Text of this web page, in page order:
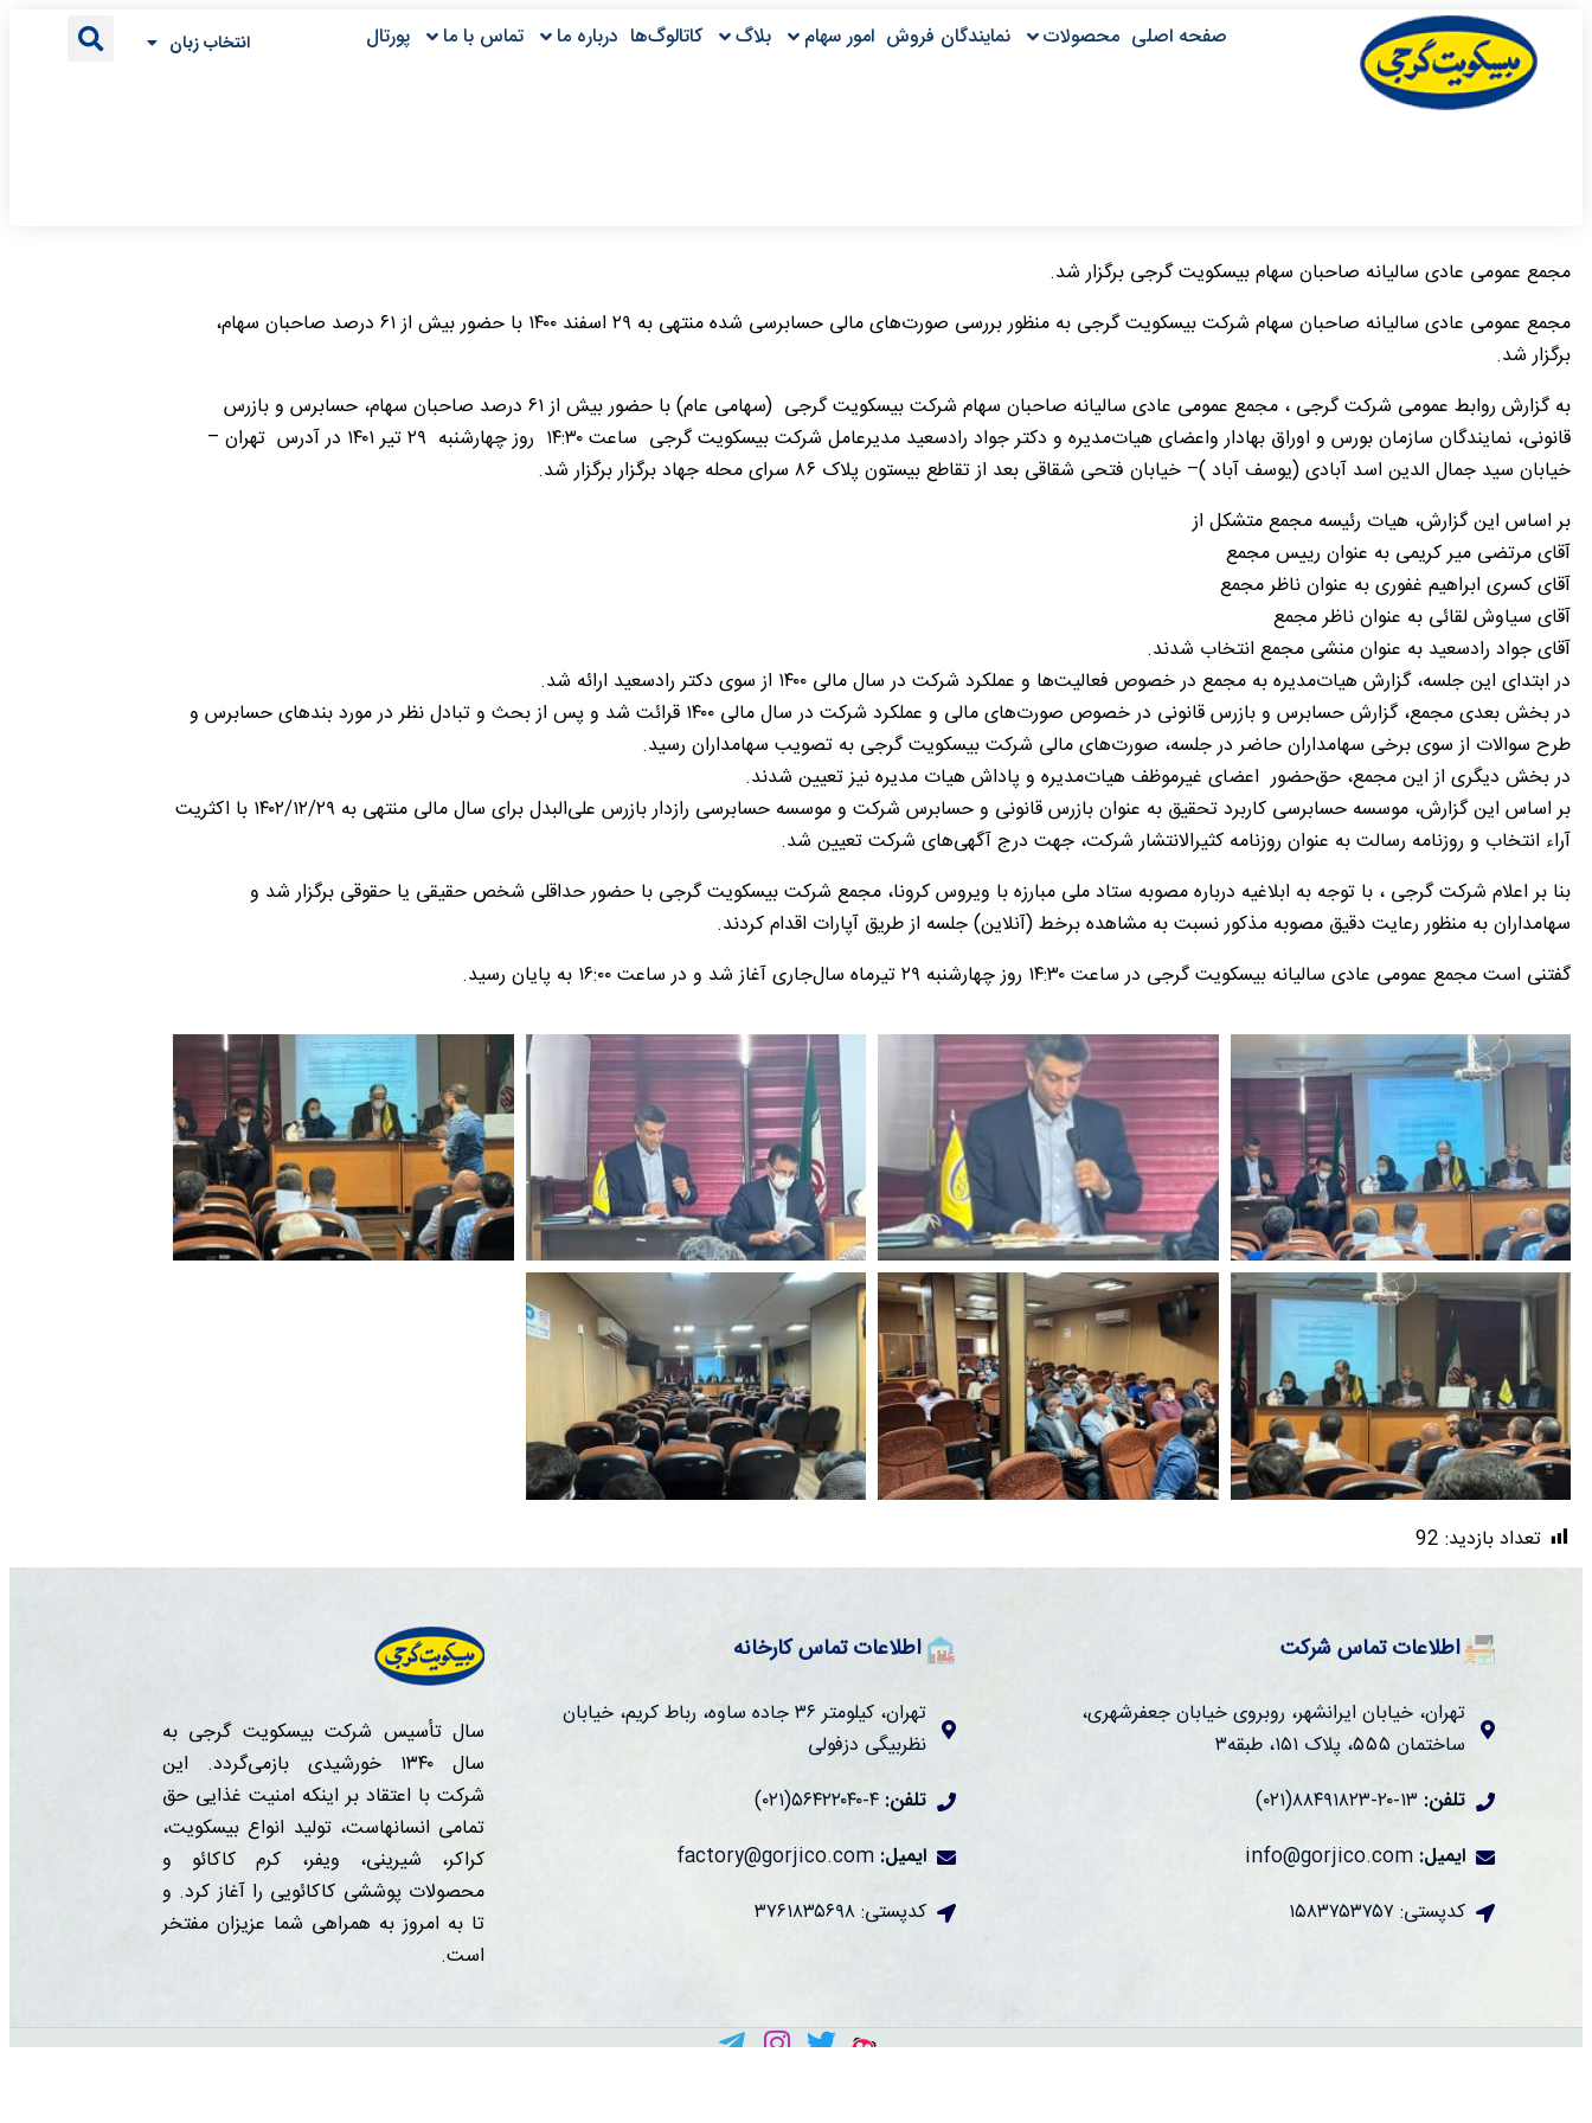
صفحه اصلی محصولات نمایندگان فروش امور سهام بلاگ کاتالوگ‌ها درباره ما تماس با ما پورتال انتخاب زبان
مجمع عمومی عادی سالیانه صاحبان سهام بیسکویت گرجی برگزار شد.
مجمع عمومی عادی سالیانه صاحبان سهام شرکت بیسکویت گرجی به منظور بررسی صورت‌های مالی حسابرسی شده منتهی به ۲۹ اسفند ۱۴۰۰ با حضور بیش از ۶۱ درصد صاحبان سهام،
برگزار شد.
به گزارش روابط عمومی شرکت گرجی ، مجمع عمومی عادی سالیانه صاحبان سهام شرکت بیسکویت گرجی (سهامی عام) با حضور بیش از ۶۱ درصد صاحبان سهام، حسابرس و بازرس
قانونی، نمایندگان سازمان بورس و اوراق بهادار واعضای هیات‌مدیره و دکتر جواد رادسعید مدیرعامل شرکت بیسکویت گرجی ساعت ۱۴:۳۰ روز چهارشنبه ۲۹ تیر ۱۴۰۱ در آدرس تهران –
خیابان سید جمال الدین اسد آبادی (یوسف آباد )– خیابان فتحی شقاقی بعد از تقاطع بیستون پلاک ۸۶ سرای محله جهاد برگزار برگزار شد.
بر اساس این گزارش، هیات رئیسه مجمع متشکل از
آقای مرتضی میر کریمی به عنوان رییس مجمع
آقای کسری ابراهیم غفوری به عنوان ناظر مجمع
آقای سیاوش لقائی به عنوان ناظر مجمع
آقای جواد رادسعید به عنوان منشی مجمع انتخاب شدند.
در ابتدای این جلسه، گزارش هیات‌مدیره به مجمع در خصوص فعالیت‌ها و عملکرد شرکت در سال مالی ۱۴۰۰ از سوی دکتر رادسعید ارائه شد.
در بخش بعدی مجمع، گزارش حسابرس و بازرس قانونی در خصوص صورت‌های مالی و عملکرد شرکت در سال مالی ۱۴۰۰ قرائت شد و پس از بحث و تبادل نظر در مورد بندهای حسابرس و
طرح سوالات از سوی برخی سهامداران حاضر در جلسه، صورت‌های مالی شرکت بیسکویت گرجی به تصویب سهامداران رسید.
در بخش دیگری از این مجمع، حق‌حضور اعضای غیرموظف هیات‌مدیره و پاداش هیات مدیره نیز تعیین شدند.
بر اساس این گزارش، موسسه حسابرسی کاربرد تحقیق به عنوان بازرس قانونی و حسابرس شرکت و موسسه حسابرسی رازدار بازرس علی‌البدل برای سال مالی منتهی به ۱۴۰۲/۱۲/۲۹ با اکثریت
آراء انتخاب و روزنامه رسالت به عنوان روزنامه‌ کثیرالانتشار شرکت، جهت درج آگهی‌های شرکت تعیین شد.
بنا بر اعلام شرکت گرجی ، با توجه به ابلاغیه درباره مصوبه ستاد ملی مبارزه با ویروس کرونا، مجمع شرکت بیسکویت گرجی با حضور حداقلی شخص حقیقی یا حقوقی برگزار شد و
سهامداران به منظور رعایت دقیق مصوبه مذکور نسبت به مشاهده برخط (آنلاین) جلسه از طریق آپارات اقدام کردند.
گفتنی است مجمع عمومی عادی سالیانه بیسکویت گرجی در ساعت ۱۴:۳۰ روز چهارشنبه ۲۹ تیرماه سال‌جاری آغاز شد و در ساعت ۱۶:۰۰ به پایان رسید.
تعداد بازدید: 92
اطلاعات تماس شرکت
تهران، خیابان ایرانشهر، روبروی خیابان جعفرشهری،
ساختمان ۵۵۵، پلاک ۱۵۱، طبقه۳
تلفن: ۱۳-۲۰-۸۸۴۹۱۸۲۳(۰۲۱)
ایمیل: info@gorjico.com
کدپستی: ۱۵۸۳۷۵۳۷۵۷
اطلاعات تماس کارخانه
تهران، کیلومتر ۳۶ جاده ساوه، رباط کریم، خیابان
نظربیگی دزفولی
تلفن:
ایمیل:
کدپستی: ۳۷۶۱۸۳۵۶۹۸
سال تأسیس شرکت بیسکویت گرجی به
سال ۱۳۴۰ خورشیدی بازمی‌گردد. این
شرکت با اعتقاد بر اینکه امنیت غذایی حق
تمامی انسانهاست، تولید انواع بیسکویت،
کراکر، شیرینی، ویفر، کرم کاکائو و
محصولات پوششی کاکائویی را آغاز کرد. و
تا به امروز به همراهی شما عزیزان مفتخر
است.